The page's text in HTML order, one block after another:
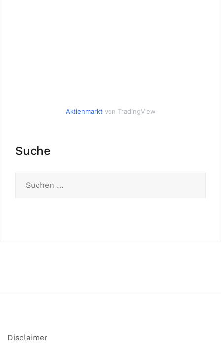
Aktienmarkt von TradingView
Suche
Disclaimer